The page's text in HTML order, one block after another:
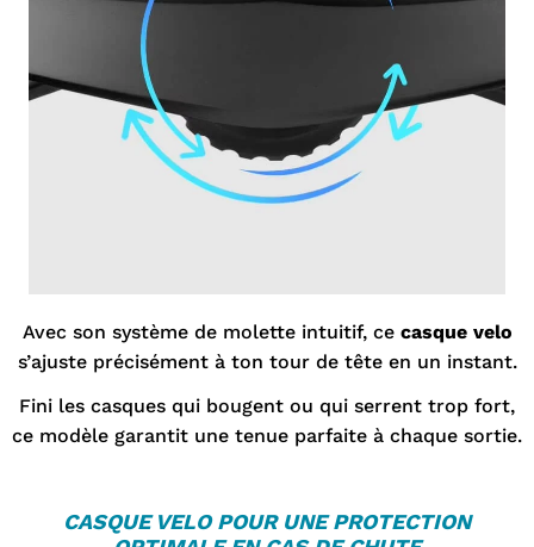
Avec son système de molette intuitif, ce casque velo
s’ajuste précisément à ton tour de tête en un instant.
Fini les casques qui bougent ou qui serrent trop fort,
ce modèle garantit une tenue parfaite à chaque sortie.
CASQUE VELOPOUR UNE PROTECTION